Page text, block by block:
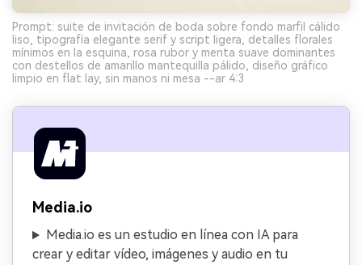
Prompt: suite de invitación de boda sobre fondo marfil cálido
liso, tipografía elegante serif y script ligera, detalles florales
mínimos en la esquina, rosa rubor y menta suave dominantes
con destellos de amarillo mantequilla pálido, diseño gráfico
limpio en flat lay, sin manos ni mesa --ar 4:3
Media.io
Media.io es un estudio en línea con IA para
crear y editar vídeo, imágenes y audio en tu